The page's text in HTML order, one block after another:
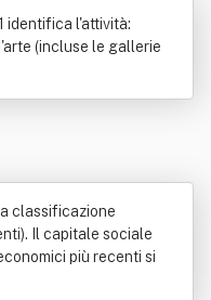
identifica l'attività:
(incluse le gallerie
classificazione
Il capitale sociale
più recenti si